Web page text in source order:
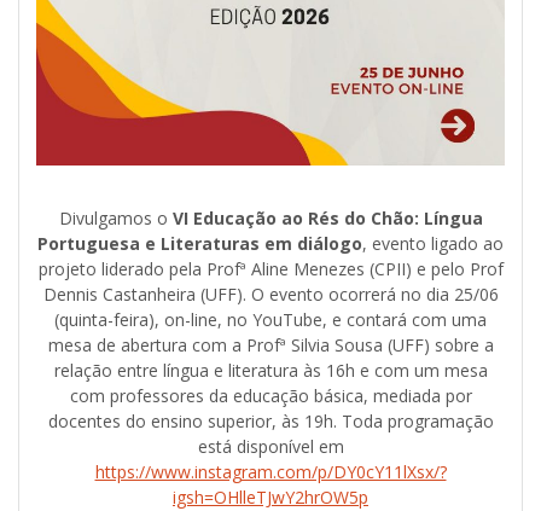
Divulgamos o VI Educação ao Rés do Chão: Língua
Portuguesa e Literaturas em diálogo, evento ligado ao
projeto liderado pela Profª Aline Menezes (CPII) e pelo Prof
Dennis Castanheira (UFF). O evento ocorrerá no dia 25/06
(quinta-feira), on-line, no YouTube, e contará com uma
mesa de abertura com a Profª Silvia Sousa (UFF) sobre a
relação entre língua e literatura às 16h e com um mesa
com professores da educação básica, mediada por
docentes do ensino superior, às 19h. Toda programação
está disponível em
https://www.instagram.com/p/DY0cY11lXsx/?
igsh=OHlleTJwY2hrOW5p